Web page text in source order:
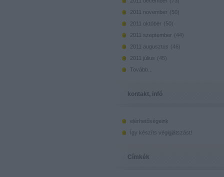
2011 november ( 50)
2011 október ( 50)
2011 szeptember ( 44)
2011 augusztus ( 46 )
2011 július ( 45)
Tovább
kontakt, infó
elérhetőségeink
Így készíts végigjátszást!
Címkék